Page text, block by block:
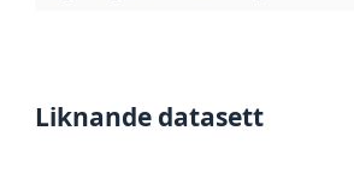
Liknande datasett